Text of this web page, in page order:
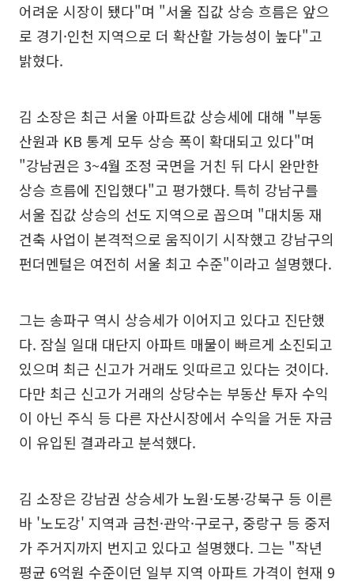
어려운 시장이 됐다"며 "서울 집값 상승 흐름은 앞으
로 경기·인천 지역으로 더 확산할 가능성이 높다"고
밝혔다.
김 소장은 최근 서울 아파트값 상승세에 대해 "부동
산원과 KB 통계 모두 상승 폭이 확대되고 있다"며
"강남권은 3~4월 조정 국면을 거친 뒤 다시 완만한
상승 흐름에 진입했다"고 평가했다. 특히 강남구를
서울 집값 상승의 선도 지역으로 꼽으며 "대치동 재
건축 사업이 본격적으로 움직이기 시작했고 강남구의
펀더멘털은 여전히 서울 최고 수준"이라고 설명했다.
그는 송파구 역시 상승세가 이어지고 있다고 진단했
다. 잠실 일대 대단지 아파트 매물이 빠르게 소진되고
있으며 최근 신고가 거래도 잇따르고 있다는 것이다.
다만 최근 신고가 거래의 상당수는 부동산 투자 수익
이 아닌 주식 등 다른 자산시장에서 수익을 거둔 자금
이 유입된 결과라고 분석했다.
김 소장은 강남권 상승세가 노원·도봉·강북구 등 이른
바 '노도강' 지역과 금천·관악·구로구, 중랑구 등 중저
가 주거지까지 번지고 있다고 설명했다. 그는 "작년
평균 6억원 수준이던 일부 지역 아파트 가격이 현재 9